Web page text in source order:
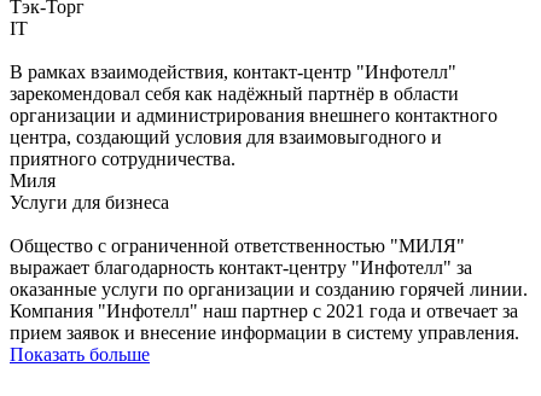
Тэк-Торг
IT
В рамках взаимодействия, контакт-центр "Инфотелл"
зарекомендовал себя как надёжный партнёр в области
организации и администрирования внешнего контактного
центра, создающий условия для взаимовыгодного и
приятного сотрудничества.
Миля
Услуги для бизнеса
Общество с ограниченной ответственностью "МИЛЯ"
выражает благодарность контакт-центру "Инфотелл" за
оказанные услуги по организации и созданию горячей линии.
Компания "Инфотелл" наш партнер с 2021 года и отвечает за
прием заявок и внесение информации в систему управления.
Показать больше